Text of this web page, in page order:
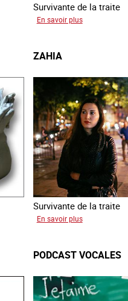
Survivante de la traite
En savoir plussur
ZAHIA
Survivante de la traite
En savoir plussur
PODCAST VOCALES